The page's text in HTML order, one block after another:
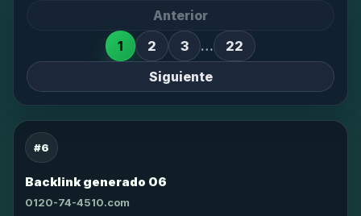
Anterior
1
2 3 …
22
Siguiente
#6
Backlink generado 06
0120-74-4510.com